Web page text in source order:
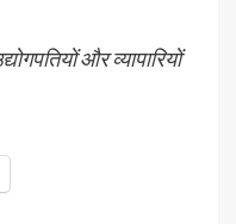
और व्यापारियों